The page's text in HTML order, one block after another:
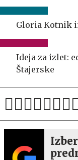
Gloria Kotnik
Ideja za izlet:
Štajerske